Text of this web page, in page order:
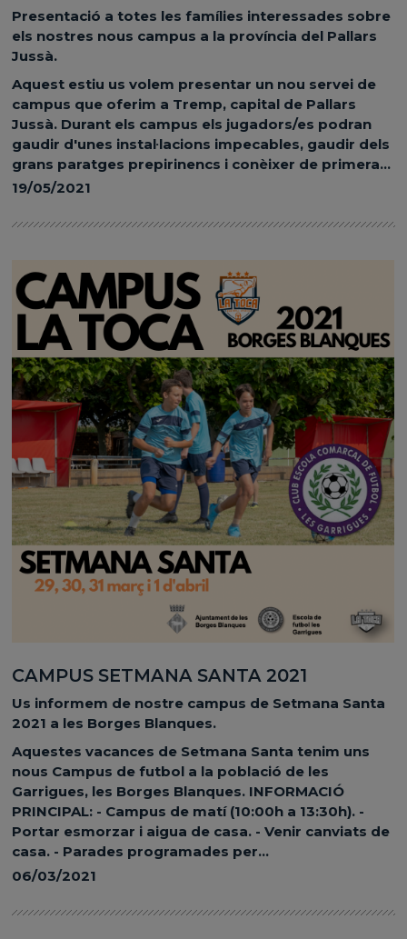
Presentació a totes les famílies interessades sobre
els nostres nous campus a la província del Pallars
Jussà.
Aquest estiu us volem presentar un nou servei de
campus que oferim a Tremp, capital de Pallars
Jussà. Durant els campus els jugadors/es podran
gaudir d'unes instal·lacions impecables, gaudir dels
grans paratges prepirinencs i conèixer de primera...
19/05/2021
CAMPUS SETMANA SANTA 2021
Us informem de nostre campus de Setmana Santa
2021 a les Borges Blanques.
Aquestes vacances de Setmana Santa tenim uns
nous Campus de futbol a la població de les
Garrigues, les Borges Blanques. INFORMACIÓ
PRINCIPAL: - Campus de matí (10:00h a 13:30h). -
Portar esmorzar i aigua de casa. - Venir canviats de
casa. - Parades programades per...
06/03/2021